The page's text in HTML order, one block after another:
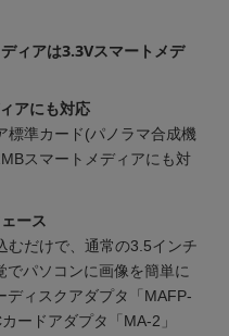
ィアは3.3Vスマートメデ
アにも対応
標準カード(パノラマ合成機
スマートメディアにも対
ース
むだけで、通常の3.5インチ
でパソコンに画像を簡単に
ディスクアダプタ「MAFP-
ードアダプタ「MA-2」